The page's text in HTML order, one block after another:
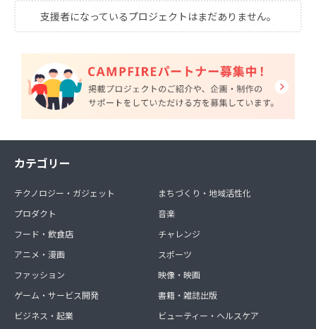
支援者になっているプロジェクトはまだありません。
カテゴリー
テクノロジー・ガジェット
プロダクト
フード・飲食店
アニメ・漫画
ファッション
ゲーム・サービス開発
ビジネス・起業
まちづくり・地域活性化
音楽
チャレンジ
スポーツ
映像・映画
書籍・雑誌出版
ビューティー・ヘルスケア